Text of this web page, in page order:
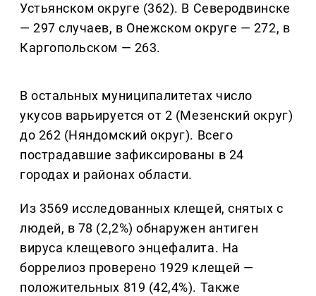
Устьянском округе (362). В Северодвинске
— 297 случаев, в Онежском округе — 272, в
Каргопольском — 263.
В остальных муниципалитетах число
укусов варьируется от 2 (Мезенский округ)
до 262 (Няндомский округ). Всего
пострадавшие зафиксированы в 24
городах и районах области.
Из 3569 исследованных клещей, снятых с
людей, в 78 (2,2%) обнаружен антиген
вируса клещевого энцефалита. На
боррелиоз проверено 1929 клещей —
положительных 819 (42,4%). Также